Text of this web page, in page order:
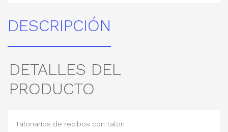
DESCRIPCIÓN
DETALLES DEL
PRODUCTO
Talonarios de recibos con talon